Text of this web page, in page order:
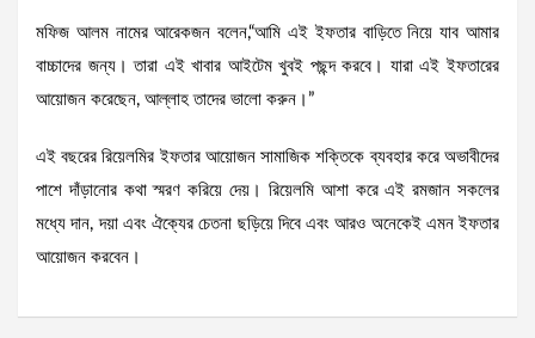
মফিজ আলম নামের আরেকজন বলেন,“আমি এই ইফতার বাড়িতে নিয়ে যাব আমার
বাচ্চাদের জন্য। তারা এই খাবার আইটেম খুবই পছন্দ করবে। যারা এই ইফতারের
আয়োজন করেছেন, আল্লাহ তাদের ভালো করুন।”
এই বছরের রিয়েলমির ইফতার আয়োজন সামাজিক শক্তিকে ব্যবহার করে অভাবীদের
পাশে দাঁড়ানোর কথা স্মরণ করিয়ে দেয়। রিয়েলমি আশা করে এই রমজান সকলের
মধ্যে দান, দয়া এবং ঐক্যের চেতনা ছড়িয়ে দিবে এবং আরও অনেকেই এমন ইফতার
আয়োজন করবেন।